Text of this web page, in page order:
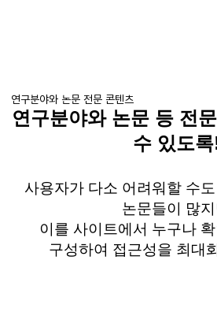
연구분야와 논문 전문 콘텐츠
연구분야와 논문 등 전
수 있도록
사용자가 다소 어려워할 수
논문들이 많
이를 사이트에서 누구나
구성하여 접근성을 최대